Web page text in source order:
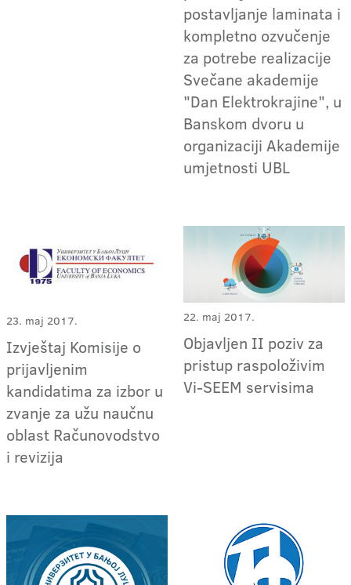
postavljanje laminata i
kompletno ozvučenje
za potrebe realizacije
Svečane akademije
"Dan Elektrokrajine", u
Banskom dvoru u
organizaciji Akademije
umjetnosti UBL
23. maj 2017.
Izvještaj Komisije o
prijavljenim
kandidatima za izbor u
zvanje za užu naučnu
oblast Računovodstvo
i revizija
22. maj 2017.
Objavljen II poziv za
pristup raspoloživim
Vi-SEEM servisima